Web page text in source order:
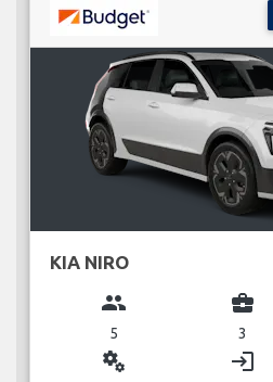
KIA NIRO
group
5
business_center
3
miscellaneous_services login